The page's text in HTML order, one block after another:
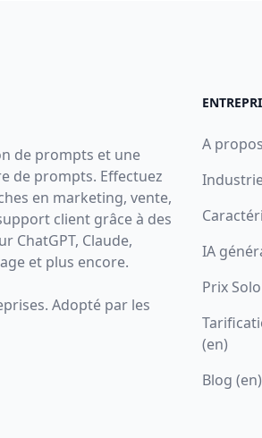
de prompts et une
de prompts. Effectuez
en marketing, vente,
client grâce à des
ChatGPT, Claude,
et plus encore.
Adopté par les
A
IA
Prix
(en)
Blog (en)